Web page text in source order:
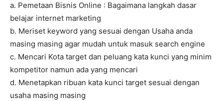
a. Pemetaan Bisnis Online : Bagaimana langkah dasar
belajar internet marketing
b. Meriset keyword yang sesuai dengan Usaha anda
masing masing agar mudah untuk masuk search engine
c. Mencari Kota target dan peluang kata kunci yang minim
kompetitor namun ada yang mencari
d. Menetapkan ribuan kata kunci target sesuai dengan
usaha masing masing